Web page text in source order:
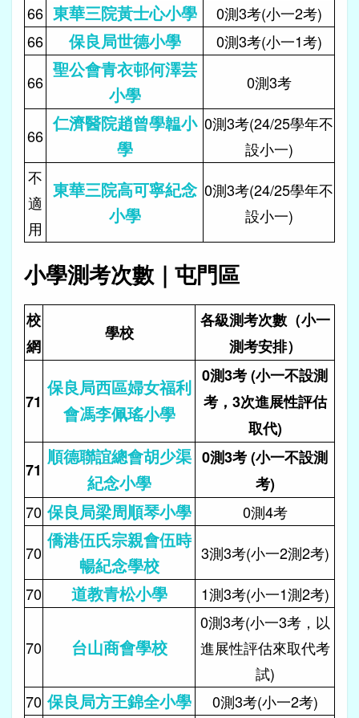
66 東華三院黃士心小學
0測3考(小一2考)
66
保良局世德小學
0測3考(小一1考)
66
聖公會青衣邨何澤芸
小學
0測3考
66
仁濟醫院趙曾學韞小
學
0測3考(24/25學年不
設小一)
不
適
用
東華三院高可寧紀念
小學
0測3考(24/25學年不
設小一)
小學測考次數｜屯門區
校
網
學校
各級測考次數（小一
測考安排）
71
保良局西區婦女福利
會馮李佩瑤小學
0測3考 (小一不設測
考，3次進展性評估
取代)
71
順德聯誼總會胡少渠
紀念小學
0測3考 (小一不設測
考)
70 保良局梁周順琴小學
0測4考
70
僑港伍氏宗親會伍時
暢紀念學校
3測3考(小一2測2考)
70
道教青松小學 1測3考(小一1測2考)
70 台山商會學校
0測3考(小一3考，以
進展性評估來取代考
試)
70 保良局方王錦全小學 0測3考(小一2考)